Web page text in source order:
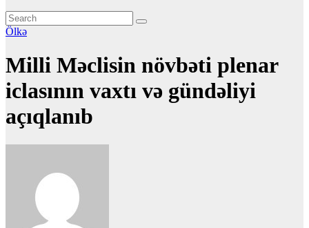
Ölkə
Milli Məclisin növbəti plenar
iclasının vaxtı və gündəliyi
açıqlanıb